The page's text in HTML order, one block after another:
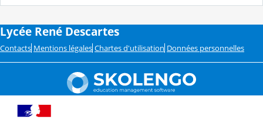
Lycée René Descartes
Contacts Mentions légales Chartes d'utilisation Données personnelles